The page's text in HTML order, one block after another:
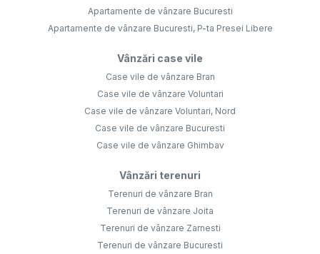
Apartamente de vânzare Bucuresti
Apartamente de vânzare Bucuresti, P-ta Presei Libere
Vânzări case vile
Case vile de vânzare Bran
Case vile de vânzare Voluntari
Case vile de vânzare Voluntari, Nord
Case vile de vânzare Bucuresti
Case vile de vânzare Ghimbav
Vânzări terenuri
Terenuri de vânzare Bran
Terenuri de vânzare Joita
Terenuri de vânzare Zarnesti
Terenuri de vânzare Bucuresti